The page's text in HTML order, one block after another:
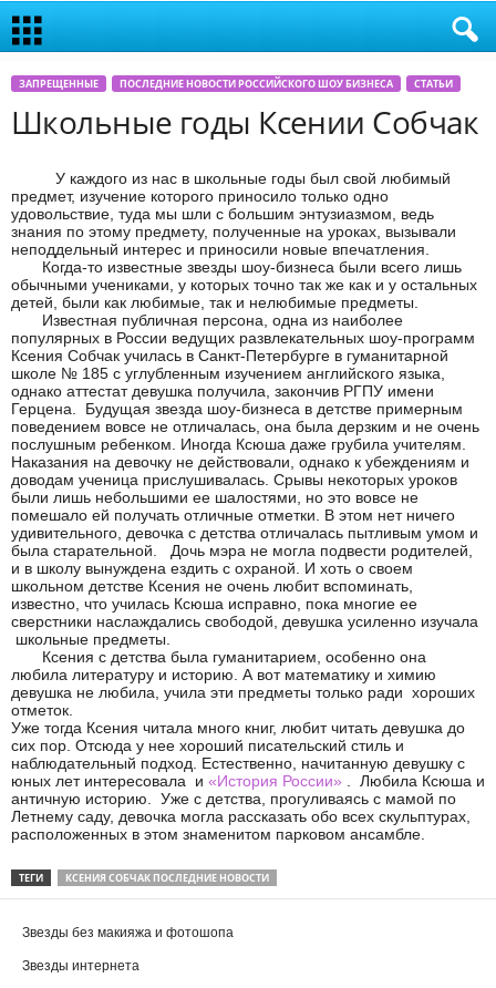
ЗАПРЕЩЕННЫЕ ПОСЛЕДНИЕ НОВОСТИ РОССИЙСКОГО ШОУ БИЗНЕСА СТАТЬИ
Школьные годы Ксении Собчак
У каждого из нас в школьные годы был свой любимый
предмет, изучение которого приносило только одно
удовольствие, туда мы шли с большим энтузиазмом, ведь
знания по этому предмету, полученные на уроках, вызывали
неподдельный интерес и приносили новые впечатления.
Когда-то известные звезды шоу-бизнеса были всего лишь
обычными учениками, у которых точно так же как и у остальных
детей, были как любимые, так и нелюбимые предметы.
Известная публичная персона, одна из наиболее
популярных в России ведущих развлекательных шоу-программ
Ксения Собчак училась в Санкт-Петербурге в гуманитарной
школе № 185 с углубленным изучением английского языка,
однако аттестат девушка получила, закончив РГПУ имени
Герцена.
Будущая звезда шоу-бизнеса в детстве примерным
поведением вовсе не отличалась, она была дерзким и не очень
послушным ребенком. Иногда Ксюша даже грубила учителям.
Наказания на девочку не действовали, однако к убеждениям и
доводам ученица прислушивалась. Срывы некоторых уроков
были лишь небольшими ее шалостями, но это вовсе не
помешало ей получать отличные отметки. В этом нет ничего
удивительного, девочка с детства отличалась пытливым умом и
была старательной.
Дочь мэра не могла подвести родителей,
и в школу вынуждена ездить с охраной. И хоть о своем
школьном детстве Ксения не очень любит вспоминать,
известно, что училась Ксюша исправно, пока многие ее
сверстники наслаждались свободой, девушка усиленно изучала
школьные предметы.
Ксения с детства была гуманитарием, особенно она
любила литературу и историю. А вот математику и химию
девушка не любила, учила эти предметы только ради хороших
отметок.
Уже тогда Ксения читала много книг, любит читать девушка до
сих пор. Отсюда у нее хороший писательский стиль и
наблюдательный подход. Естественно, начитанную девушку с
юных лет интересовала
и «История России»
Любила Ксюша и
античную историю.
Уже с детства, прогуливаясь с мамой по
Летнему саду, девочка могла рассказать обо всех скульптурах,
расположенных в этом знаменитом парковом ансамбле.
ТЕГИ КСЕНИЯ СОБЧАК ПОСЛЕДНИЕ НОВОСТИ
Звезды без макияжа и фотошопа
Звезды интернета